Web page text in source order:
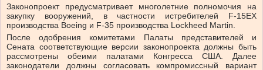
Законопроект предусматривает многолетние полномочия на
закупку вооружений, в частности истребителей F-15EX
производства Boeing и F-35 производства Lockheed Martin.
После одобрения комитетами Палаты представителей и
Сената соответствующие версии законопроекта должны быть
рассмотрены обеими палатами Конгресса США. Далее
законодатели должны согласовать компромиссный вариант